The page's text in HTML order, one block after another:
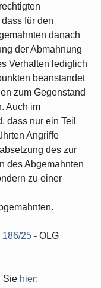
für den
danach
der Abmahnung
Verhalten lediglich
beanstandet
zum Gegenstand
Auch im
dass nur ein Teil
Angriffe
des zur
des Abgemahnten
zu einer
186/25 - OLG
Sie hier: